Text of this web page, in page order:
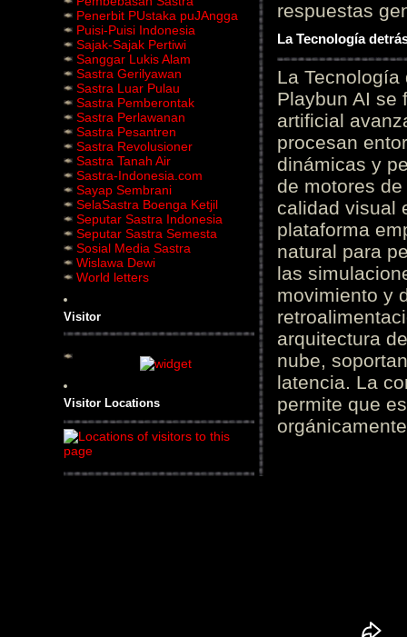
Penerbit PUstaka puJAngga
Puisi-Puisi Indonesia
Sajak-Sajak Pertiwi
Sanggar Lukis Alam
Sastra Gerilyawan
Sastra Luar Pulau
Sastra Pemberontak
Sastra Perlawanan
Sastra Pesantren
Sastra Revolusioner
Sastra Tanah Air
Sastra-Indonesia.com
Sayap Sembrani
SelaSastra Boenga Ketjil
Seputar Sastra Indonesia
Seputar Sastra Semesta
Sosial Media Sastra
Wislawa Dewi
World letters
Visitor
Visitor Locations
respuestas
La Tecnología
La
Playbun AI se
artificial
procesan
dinámicas y
de motores
calidad visual
plataforma
natural para
las
movimiento y
arquitectura
nube,
latencia. La
permite que